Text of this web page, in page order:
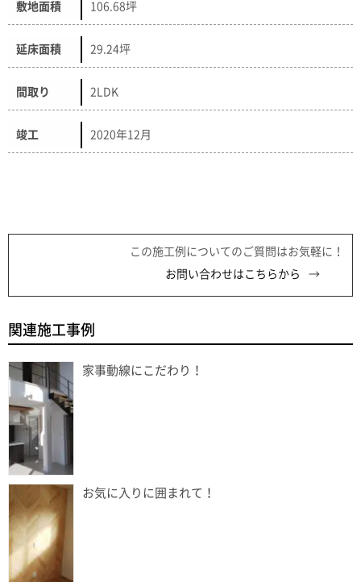
敷地面積 106.68坪
延床面積 29.24坪
間取り 2LDK
竣工 2020年12月
この施工例についてのご質問はお気軽に！
お問い合わせはこちらから
関連施工事例
家事動線にこだわり！
お気に入りに囲まれて！